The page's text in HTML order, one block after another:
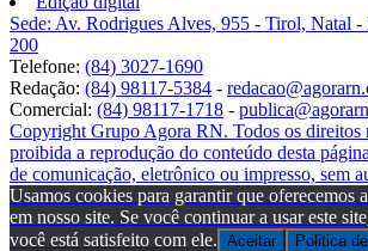
Sede: Av. Rodrigues Alves, 955 - Tirol, Natal
200
Telefone: (84) 3027-1690
Redação: (84) 98117-5384 -
Comercial: (84) 98117-1718 -
Copyright Grupo Agora RN. Todos os direitos
proibida a reprodução do conteúdo desta
de comunicação, eletrônico ou impresso, sem
Usamos cookies para garantir que oferecemos
em nosso site. Se você continuar a usar este
você está satisfeito com ele. Aceitar Politica